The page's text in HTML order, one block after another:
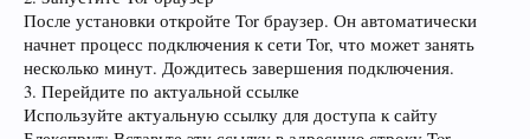
После установки откройте Tor браузер. Он автоматически
начнет процесс подключения к сети Tor, что может занять
несколько минут. Дождитесь завершения подключения.
3. Перейдите по актуальной ссылке
Используйте актуальную ссылку для доступа к сайту